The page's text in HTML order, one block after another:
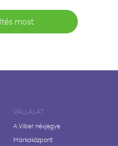
most
VÁLLALAT
A Viber névjegye
Márkaközpont